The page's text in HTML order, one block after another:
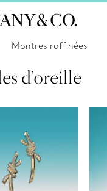
Montres raffinées
d’oreille